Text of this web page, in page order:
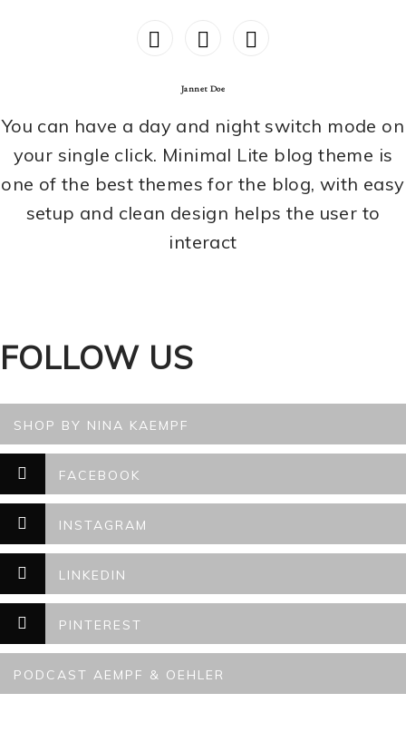
Jannet Doe
You can have a day and night switch mode on
your single click. Minimal Lite blog theme is
one of the best themes for the blog, with easy
setup and clean design helps the user to
interact
FOLLOW US
SHOP BY NINA KAEMPF
FACEBOOK
INSTAGRAM
LINKEDIN
PINTEREST
PODCAST AEMPF & OEHLER